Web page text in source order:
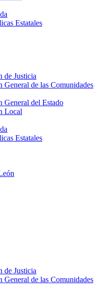
Estatales
de Justicia
General de las Comunidades
General del Estado
Local
Estatales
de Justicia
General de las Comunidades